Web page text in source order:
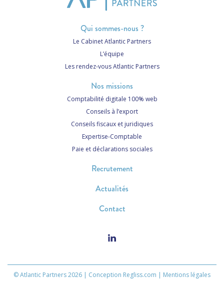
Qui sommes-nous ?
Le Cabinet Atlantic Partners
L’équipe
Les rendez-vous Atlantic Partners
Nos missions
Comptabilité digitale 100% web
Conseils à l’export
Conseils fiscaux et juridiques
Expertise-Comptable
Paie et déclarations sociales
Recrutement
Actualités
Contact
© Atlantic Partners 2026 | Conception Regliss.com | Mentions légales